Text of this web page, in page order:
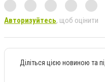
Авторизуйтесь, щоб оцінити
Діліться цією новиною та